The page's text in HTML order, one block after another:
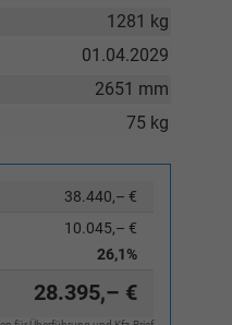
1281 kg
01.04.2029
2651 mm
75 kg
38.440,– €
10.045,– €
26,1%
28.395,– €